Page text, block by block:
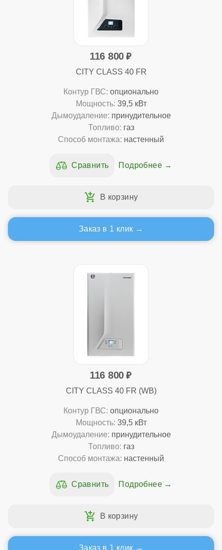
116 800
CITY CLASS 40 FR
Контур ГВС: опционально
Мощность: 39,5 кВт
Дымоудаление: принудительное
Топливо: газ
Способ монтажа: настенный
Подробнее
Заказ в 1 клик
116 800
CITY CLASS 40 FR (WB)
Контур ГВС: опционально
Мощность: 39,5 кВт
Дымоудаление: принудительное
Топливо: газ
Способ монтажа: настенный
Подробнее
Заказ в 1 клик